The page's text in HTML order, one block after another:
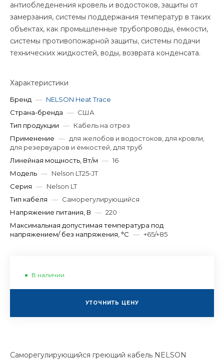
антиобледенения кровель и водостоков, защиты от
замерзания, системы поддержания температур в таких
объектах, как промышленные трубопроводы, ёмкости,
системы противопожарной защиты, системы подачи
технических жидкостей, воды, возврата конденсата.
Характеристики
Бренд — NELSON Heat Trace
Страна-бренда — США
Тип продукции — Кабель на отрез
Применение — для желобов и водостоков, для кровли,
для резервуаров и емкостей, для труб
Линейная мощность, Вт/м — 16
Модель — Nelson LT25-JT
Серия — Nelson LT
Тип кабеля — Саморегулирующийся
Напряжение питания, В — 220
Максимальная допустимая температура под
напряжением/ без напряжения, °C — +65/+85
В наличии
УТОЧНИТЬ ЦЕНУ
Саморегулирующийся греющий кабель NELSON